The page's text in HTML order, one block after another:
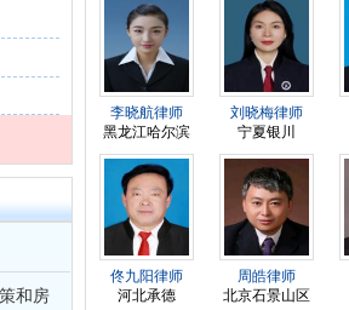
枚
和房
李晓航律师
黑龙江哈尔滨
刘晓梅律师
宁夏银川
佟九阳律师
河北承德
周皓律师
北京石景山区